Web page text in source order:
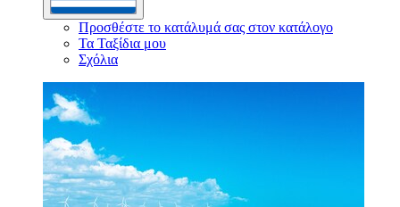
Προσθέστε το κατάλυμά σας στον κατάλογο
Τα Ταξίδια μου
Σχόλια